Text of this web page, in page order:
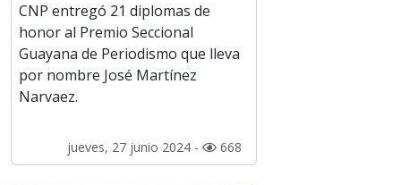
CNP entregó 21 diplomas de
honor al Premio Seccional
Guayana de Periodismo que lleva
por nombre José Martínez
Narvaez.
jueves, 27 junio 2024 - 668